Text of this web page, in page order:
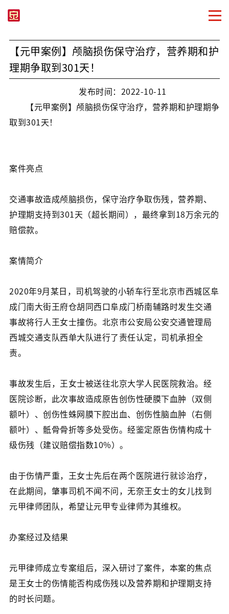
【元甲案例】颅脑损伤保守治疗，营养期和护
理期争取到301天！
发布时间：2022-10-11
【元甲案例】颅脑损伤保守治疗，营养期和护理期争
取到301天！
案件亮点
交通事故造成颅脑损伤，保守治疗争取伤残，营养期、
护理期支持到301天（超长期间），最终拿到18万余元的
赔偿款。
案情简介
2020年9月某日，司机驾驶的小轿车行至北京市西城区阜
成门南大街王府仓胡同西口阜成门桥南辅路时发生交通
事故将行人王女士撞伤。北京市公安局公安交通管理局
西城交通支队西单大队进行了责任认定，司机承担全
责。
事故发生后，王女士被送往北京大学人民医院救治。经
医院诊断，此次事故造成原告创伤性硬膜下血肿（双侧
额叶）、创伤性蛛网膜下腔出血、创伤性脑血肿（右侧
额叶）、骶骨骨折等多处受伤。经鉴定原告伤情构成十
级伤残（建议赔偿指数10%）。
由于伤情严重，王女士先后在两个医院进行就诊治疗，
在此期间，肇事司机不闻不问，无奈王女士的女儿找到
元甲律师团队，希望让元甲专业律师为其维权。
办案经过及结果
元甲律师成立专案组后，深入研讨了案件，本案的焦点
是王女士的伤情能否构成伤残以及营养期和护理期支持
的时长问题。